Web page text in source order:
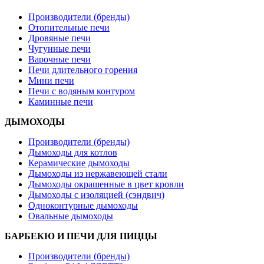
Производители (бренды)
Отопительные печи
Дровяные печи
Чугунные печи
Варочные печи
Печи длительного горения
Мини печи
Печи с водяным контуром
Каминные печи
ДЫМОХОДЫ
Производители (бренды)
Дымоходы для котлов
Керамические дымоходы
Дымоходы из нержавеющей стали
Дымоходы окрашенные в цвет кровли
Дымоходы с изоляцией (сэндвич)
Одноконтурные дымоходы
Овальные дымоходы
БАРБЕКЮ И ПЕЧИ ДЛЯ ПИЦЦЫ
Производители (бренды)